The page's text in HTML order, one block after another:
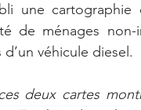
une
de ménages
véhicule diesel.
deux cartes